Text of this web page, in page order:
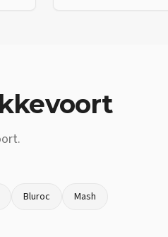
.
Bluroc Mash